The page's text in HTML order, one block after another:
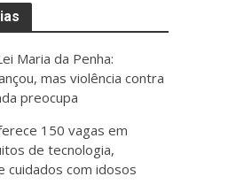
Maria da Penha:
mas violência contra
preocupa
150 vagas em
de tecnologia,
cuidados com idosos